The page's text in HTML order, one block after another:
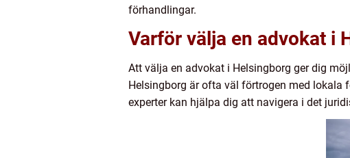
förhandlingar.
Varför välja en advokat i
Att välja en advokat i Helsingborg ger dig
Helsingborg är ofta väl förtrogen med lokala
experter kan hjälpa dig att navigera i det